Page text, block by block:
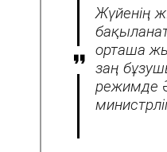
Жүйенің
орташа
заң
режимде